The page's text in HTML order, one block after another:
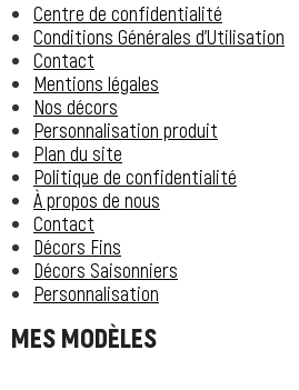
Centre de confidentialité
Conditions Générales d’Utilisation
Contact
Mentions légales
Nos décors
Personnalisation produit
Plan du site
Politique de confidentialité
À propos de nous
Contact
Décors Fins
Décors Saisonniers
Personnalisation
MES MODÈLES